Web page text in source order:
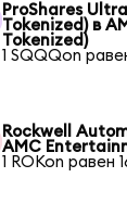
ProShares
Tokenized) в
Tokenized)
1 SQQQon
Rockwell
AMC
1 ROKon равен